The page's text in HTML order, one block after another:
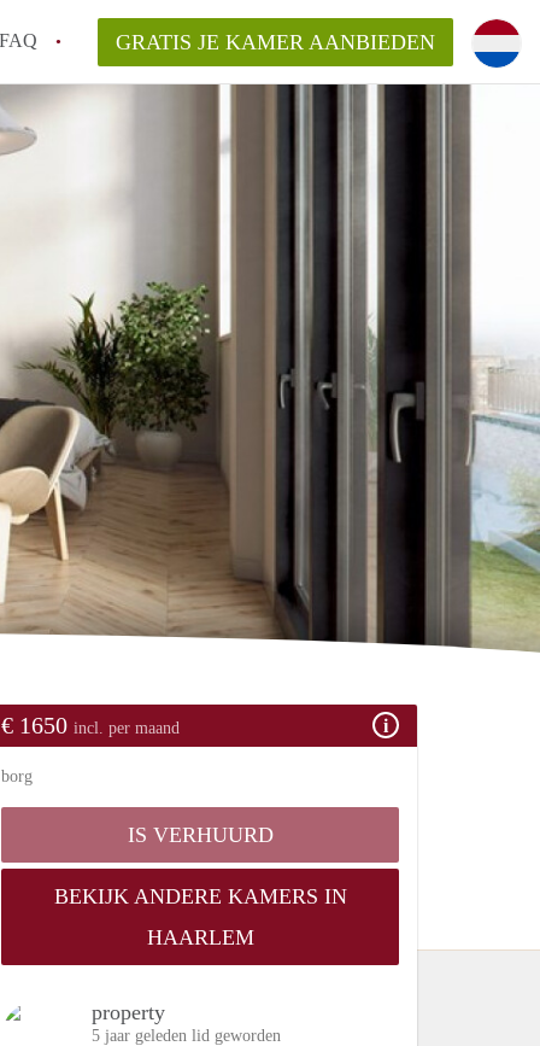
FAQ
voor de aangeboden Kamer / Kamers in
GRATIS JE KAMER AANBIEDEN
€ 1650 incl. per maand
borg
IS VERHUURD
BEKIJK ANDERE KAMERS IN
HAARLEM
property
5 jaar geleden lid geworden